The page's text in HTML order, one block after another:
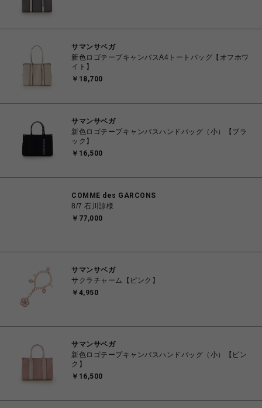
サマンサベガ
新色ロゴテープキャンバスA4トートバッグ【オフホワ
イト】
￥18,700
サマンサベガ
新色ロゴテープキャンバスハンドバッグ（小）【ブラ
ック】
￥16,500
COMME des GARCONS
8/7 石川諒様
￥77,000
サマンサベガ
サクラチャーム【ピンク】
￥4,950
サマンサベガ
新色ロゴテープキャンバスハンドバッグ（小）【ピン
ク】
￥16,500